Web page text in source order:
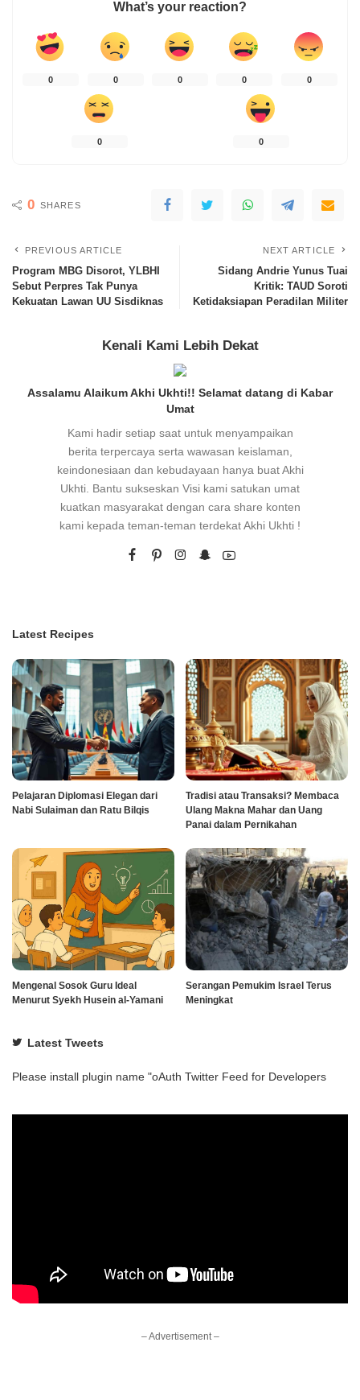
What’s your reaction?
0 0 0 0 0
0 0
0 SHARES
PREVIOUS ARTICLE
Program MBG Disorot, YLBHI
Sebut Perpres Tak Punya
Kekuatan Lawan UU Sisdiknas
NEXT ARTICLE
Sidang Andrie Yunus Tuai
Kritik: TAUD Soroti
Ketidaksiapan Peradilan Militer
Kenali Kami Lebih Dekat
Assalamu Alaikum Akhi Ukhti!! Selamat datang di Kabar
Umat
Kami hadir setiap saat untuk menyampaikan
berita terpercaya serta wawasan keislaman,
keindonesiaan dan kebudayaan hanya buat Akhi
Ukhti. Bantu sukseskan Visi kami satukan umat
kuatkan masyarakat dengan cara share konten
kami kepada teman-teman terdekat Akhi Ukhti !
Latest Recipes
Pelajaran Diplomasi Elegan dari
Nabi Sulaiman dan Ratu Bilqis
Tradisi atau Transaksi? Membaca
Ulang Makna Mahar dan Uang
Panai dalam Pernikahan
Mengenal Sosok Guru Ideal
Menurut Syekh Husein al-Yamani
Serangan Pemukim Israel Terus
Meningkat
Latest Tweets
Please install plugin name "oAuth Twitter Feed for Developers
– Advertisement –